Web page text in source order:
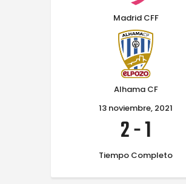
Acreditaciones de Prensa
Madrid CFF
Alhama CF
13 noviembre, 2021
2-1
Tiempo Completo